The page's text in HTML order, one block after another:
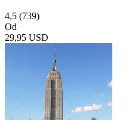
4,5 (739)
Od
29,95 USD